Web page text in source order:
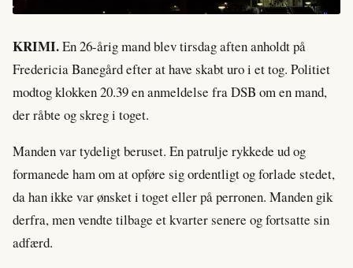
KRIMI.En 26-årig mand blev tirsdag aften anholdt på
Fredericia Banegård efter at have skabt uro i et tog. Politiet
modtog klokken 20.39 en anmeldelse fra DSB om en mand,
der råbte og skreg i toget.
Manden var tydeligt beruset. En patrulje rykkede ud og
formanede ham om at opføre sig ordentligt og forlade stedet,
da han ikke var ønsket i toget eller på perronen. Manden gik
derfra, men vendte tilbage et kvarter senere og fortsatte sin
adfærd.